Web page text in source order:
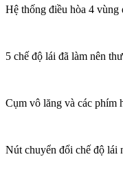
Hệ thống điều hòa 4 vùng
5 chế độ lái đã làm nên
Cụm vô lăng và các phím
Nút chuyển đổi chế độ lái